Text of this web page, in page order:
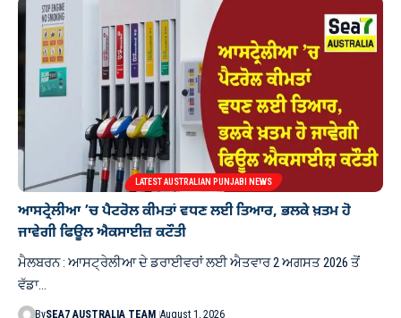
LATEST AUSTRALIAN PUNJABI NEWS
ਆਸਟ੍ਰੇਲੀਆ ’ਚ ਪੈਟਰੋਲ ਕੀਮਤਾਂ ਵਧਣ ਲਈ ਤਿਆਰ, ਭਲਕੇ ਖ਼ਤਮ ਹੋ
ਜਾਵੇਗੀ ਫਿਊਲ ਐਕਸਾਈਜ਼ ਕਟੌਤੀ
ਮੈਲਬਰਨ : ਆਸਟ੍ਰੇਲੀਆ ਦੇ ਡਰਾਈਵਰਾਂ ਲਈ ਐਤਵਾਰ 2 ਅਗਸਤ 2026 ਤੋਂ
ਵੱਡਾ…
BySEA7 AUSTRALIA TEAM August 1, 2026